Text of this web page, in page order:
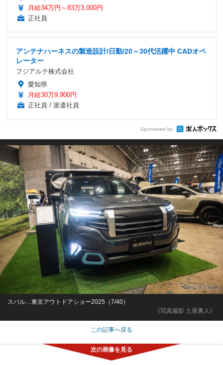
月給34万円～83万3,000円
正社員
アンテナハーネスの製造設計/日勤/20～30代活躍中 CADオペ
レーター
フジアルテ株式会社
愛知県
月給30万9,900円
正社員 / 派遣社員
Sponsored by
《写真撮影 土屋勇人》
スバル…東京アウトドアショー2025（7/40）
この記事へ戻る